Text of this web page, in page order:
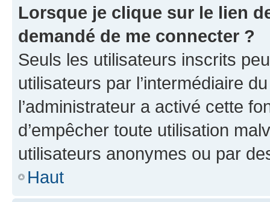
Lorsque je clique sur le lien
demandé de me connecter ?
Seuls les utilisateurs inscrits
utilisateurs par l’intermédiaire
l’administrateur a activé cette
d’empêcher toute utilisation
utilisateurs anonymes ou par
Haut